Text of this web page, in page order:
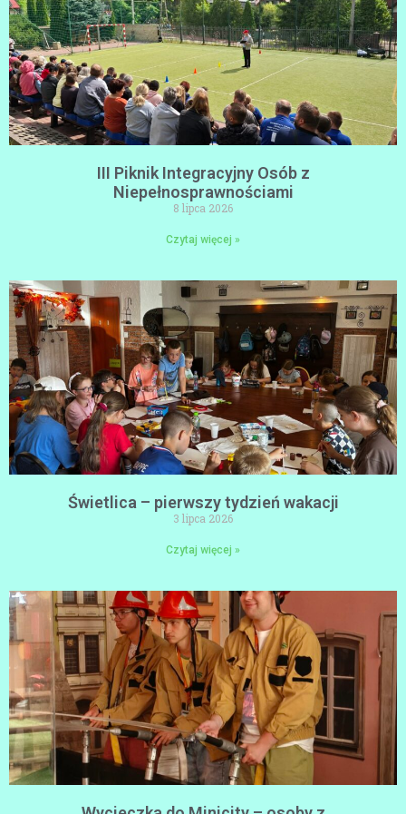
III Piknik Integracyjny Osób z
Niepełnosprawnościami
8 lipca 2026
Czytaj więcej »
Świetlica – pierwszy tydzień wakacji
3 lipca 2026
Czytaj więcej »